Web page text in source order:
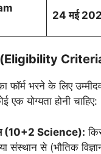
24 मई
(Eligibility
फॉर्म भरने के लिए
एक योग्यता होनी चाहिए:
(10+2 Science):
या संस्थान से (भौतिक